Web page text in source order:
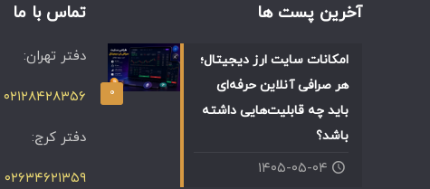
آخرین پست ها
۰
امکانات سایت ارز دیجیتال؛
هر صرافی آنلاین حرفه‌ای
باید چه قابلیت‌هایی داشته
باشد؟
۱۴۰۵-۰۵-۰۴
تماس با ما
دفتر تهران:
۰۲۱۲۸۴۲۸۳۵۶
دفتر کرج:
۰۲۶۳۴۶۲۱۳۵۹